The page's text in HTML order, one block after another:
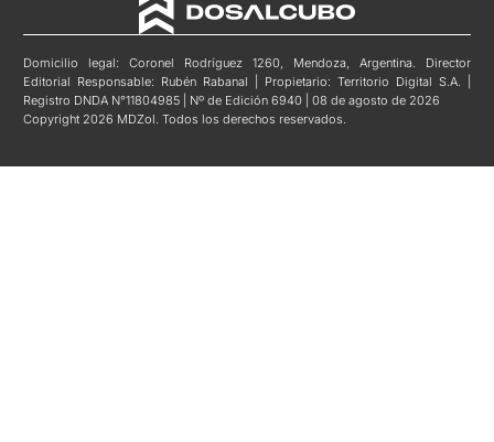
Domicilio legal: Coronel Rodríguez 1260, Mendoza, Argentina. Director
Editorial Responsable: Rubén Rabanal | Propietario: Territorio Digital S.A. |
Registro DNDA N°11804985 | Nº de Edición 6940 | 08 de agosto de 2026
Copyright 2026 MDZol. Todos los derechos reservados.